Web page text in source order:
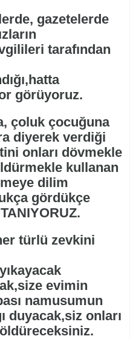
gazetelerde
tarafından
görüyoruz.
çoluk çocuğuna
diyerek verdiği
onları dövmekle
kullanan
dilim
gördükçe
türlü zevkini
evimin
namusumun
duyacak,siz onları